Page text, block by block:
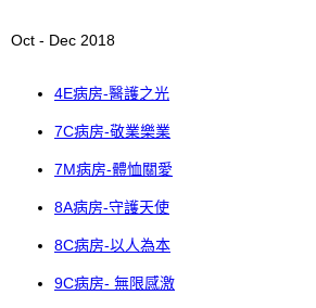
Oct - Dec 2018
4E病房-醫護之光
7C病房-敬業樂業
7M病房-體恤關愛
8A病房-守護天使
8C病房-以人為本
9C病房- 無限感激